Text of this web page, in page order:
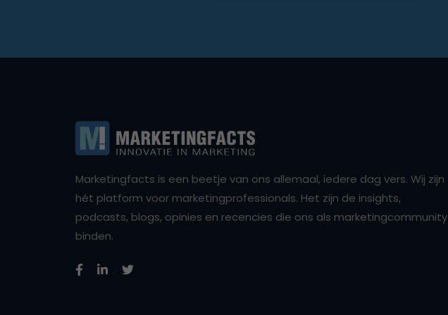
Marketingfacts is een beetje van ons allemaal, iedere dag vers. Wij zijn
hét platform voor marketingprofessionals. Het zijn de insights,
podcasts, blogs, opinies en recencies die ons als marketingcommunity
binden.